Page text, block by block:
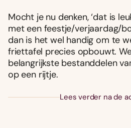
Mocht je nu denken, ‘dat is
met een feestje/verjaardag/
dan is het wel handig om te
friettafel precies opbouwt.
belangrijkste bestanddelen
op een rijtje.
Lees verder na de